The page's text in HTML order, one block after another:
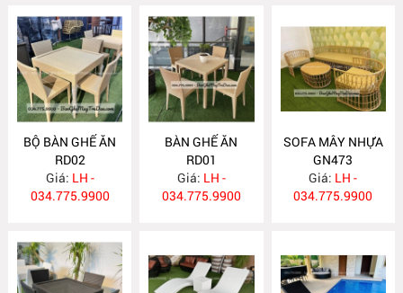
BỘ BÀN GHẾ ĂN
RD02
Giá: LH -
034.775.9900
BÀN GHẾ ĂN
RD01
Giá: LH -
034.775.9900
SOFA MÂY NHỰA
GN473
Giá: LH -
034.775.9900